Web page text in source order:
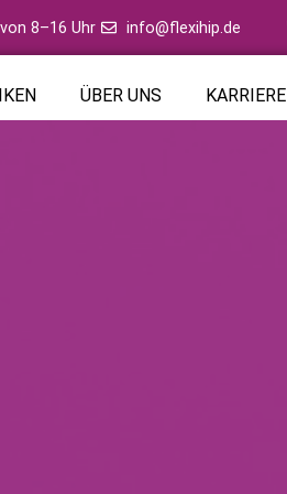
8–16 Uhr info@flexihip.de
ÜBER UNS KARRIERE